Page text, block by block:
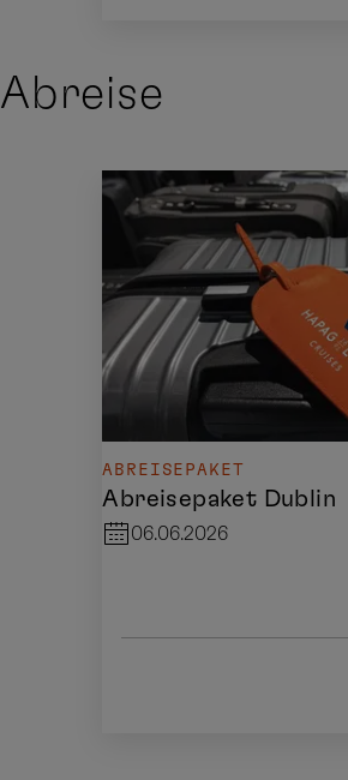
Abreise
ABREISEPAKET
Abreisepaket Dublin
06.06.2026